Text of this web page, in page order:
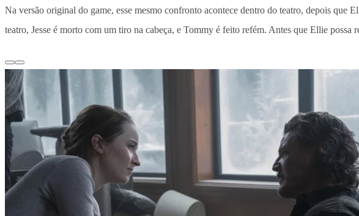
Na versão original do game, esse mesmo confronto acontece dentro do teatro, depois que
teatro, Jesse é morto com um tiro na cabeça, e Tommy é feito refém. Antes que Ellie